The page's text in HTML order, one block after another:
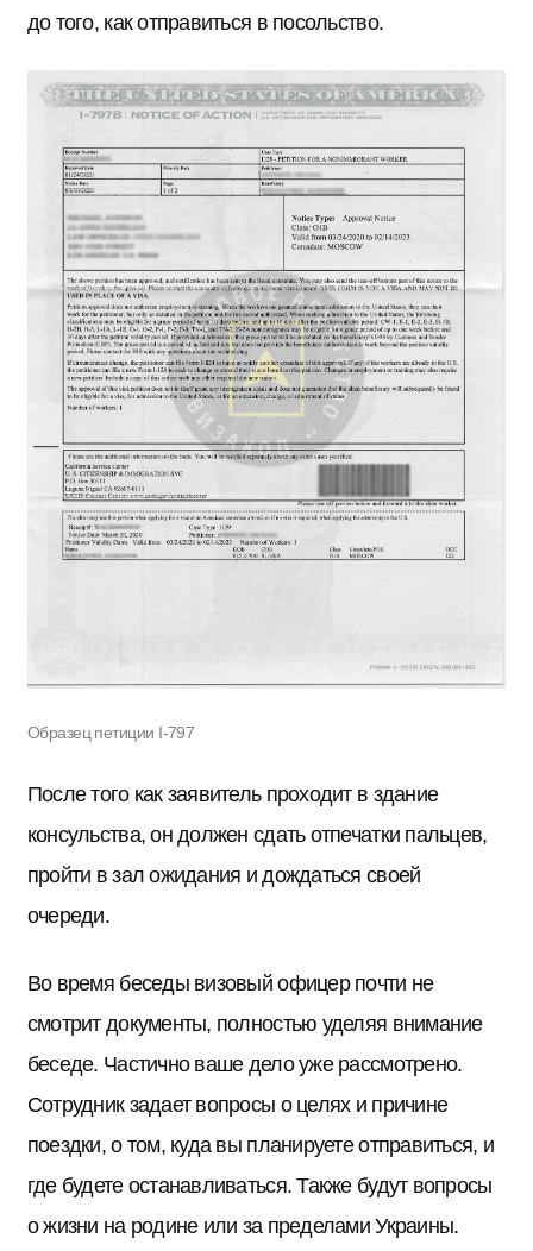
до того, как отправиться в посольство.
Образец петиции I-797
После того как заявитель проходит в здание
консульства, он должен сдать отпечатки пальцев,
пройти в зал ожидания и дождаться своей
очереди.
Во время беседы визовый офицер почти не
смотрит документы, полностью уделяя внимание
беседе. Частично ваше дело уже рассмотрено.
Сотрудник задает вопросы о целях и причине
поездки, о том, куда вы планируете отправиться, и
где будете останавливаться. Также будут вопросы
о жизни на родине или за пределами Украины.